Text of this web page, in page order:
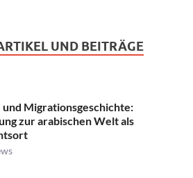
UND BEITRÄGE
und Migrationsgeschichte:
zur arabischen Welt als